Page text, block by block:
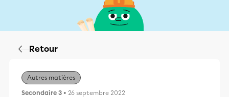
Retour
Autres matières
Secondaire 3 • 26 septembre 2022